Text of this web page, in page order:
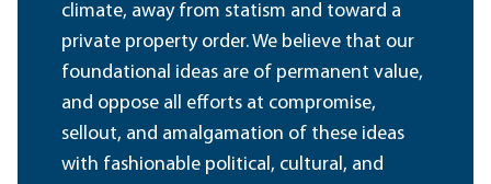
climate, away from statism and toward a
private property order. We believe that our
foundational ideas are of permanent value,
and oppose all efforts at compromise,
sellout, and amalgamation of these ideas
with fashionable political, cultural, and